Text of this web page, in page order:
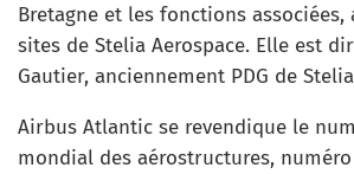
Bretagne et les fonctions associées,
sites de Stelia Aerospace. Elle est
Gautier, anciennement PDG de
Airbus Atlantic se revendique le
mondial des aérostructures,